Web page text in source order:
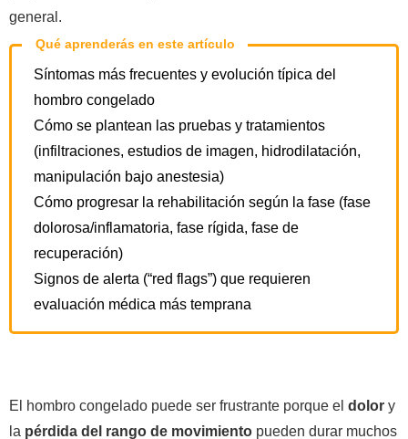
general.
Qué aprenderás en este artículo
Síntomas más frecuentes y evolución típica del
hombro congelado
Cómo se plantean las pruebas y tratamientos
(infiltraciones, estudios de imagen, hidrodilatación,
manipulación bajo anestesia)
Cómo progresar la rehabilitación según la fase (fase
dolorosa/inflamatoria, fase rígida, fase de
recuperación)
Signos de alerta (“red flags”) que requieren
evaluación médica más temprana
El hombro congelado puede ser frustrante porque el dolor y
la pérdida del rango de movimiento pueden durar muchos